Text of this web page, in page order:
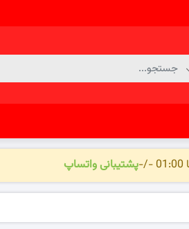
پشتیبانی واتساپ